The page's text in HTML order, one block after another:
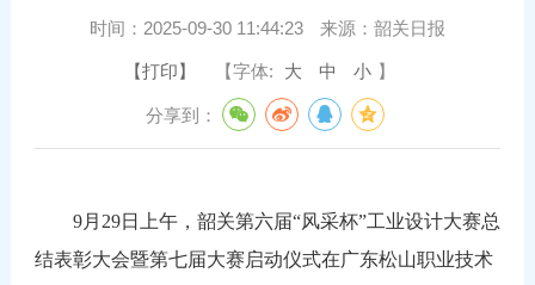
时间： 2025-09-30 11:44:23 来源： 韶关日报
【打印】 【字体: 大 中 小 】
分享到：
9月29日上午，韶关第六届“风采杯”工业设计大赛总
结表彰大会暨第七届大赛启动仪式在广东松山职业技术